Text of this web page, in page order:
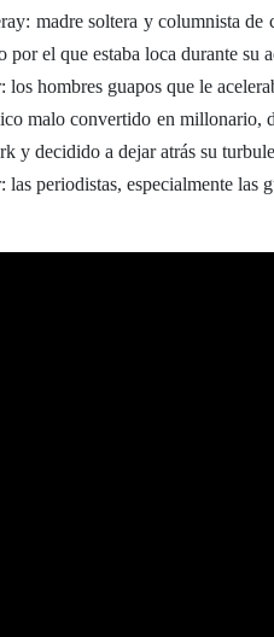
madre soltera y columnista
por el que estaba loca durante su
los hombres guapos que le
malo convertido en millonario,
y decidido a dejar atrás su
las periodistas, especialmente